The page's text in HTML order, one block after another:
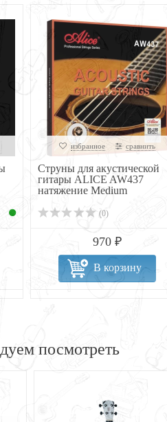
избранное сравнить
Струны для акустической
гитары ALICE AW437
натяжение Medium
(0)
970 ₽
В корзину
посмотреть